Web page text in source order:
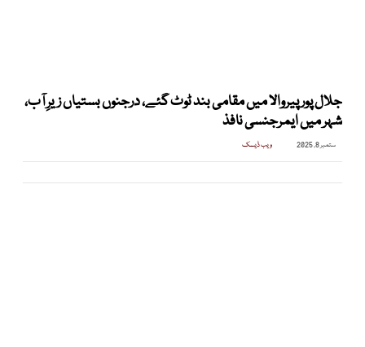
جلال پور پیروالا میں مقامی بند ٹوٹ گئے، درجنوں بستیاں زیرِ آب،
شہر میں ایمرجنسی نافذ
ستمبر 8, 2025 ویب ڈیسک